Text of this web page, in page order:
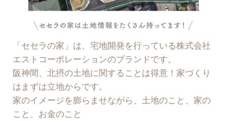
「セセラの家」は、宅地開発を行っている株式会社
エストコーポレーションのブランドです。
阪神間、北摂の土地に関することは得意！家づくり
はまずは立地からです。
家のイメージを膨らませながら、土地のこと、家の
こと、お金のこと